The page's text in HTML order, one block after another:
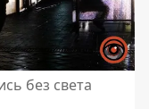
без света